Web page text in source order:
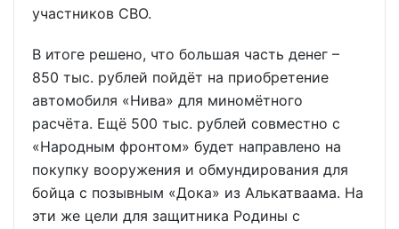
участников СВО.
В итоге решено, что большая часть денег –
850 тыс. рублей пойдёт на приобретение
автомобиля «Нива» для миномётного
расчёта. Ещё 500 тыс. рублей совместно с
«Народным фронтом» будет направлено на
покупку вооружения и обмундирования для
бойца с позывным «Дока» из Алькатваама. На
эти же цели для защитника Родины с